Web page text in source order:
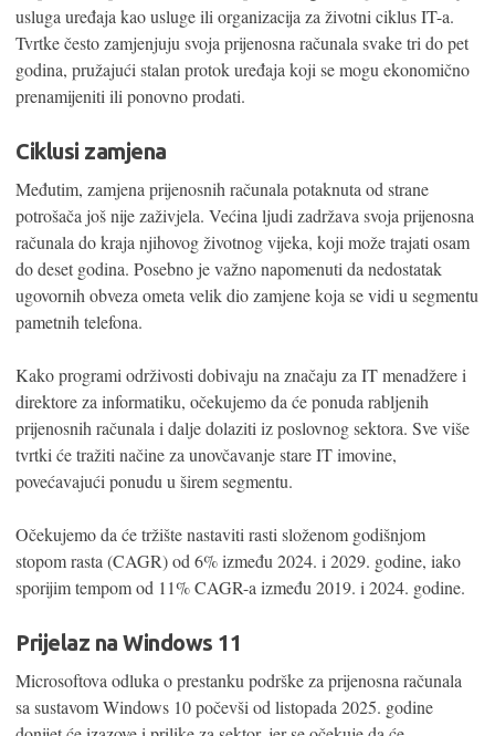
usluga uređaja kao usluge ili organizacija za životni ciklus IT-a.
Tvrtke često zamjenjuju svoja prijenosna računala svake tri do pet
godina, pružajući stalan protok uređaja koji se mogu ekonomično
prenamijeniti ili ponovno prodati.
Ciklusi zamjena
Međutim, zamjena prijenosnih računala potaknuta od strane
potrošača još nije zaživjela. Većina ljudi zadržava svoja prijenosna
računala do kraja njihovog životnog vijeka, koji može trajati osam
do deset godina. Posebno je važno napomenuti da nedostatak
ugovornih obveza ometa velik dio zamjene koja se vidi u segmentu
pametnih telefona.
Kako programi održivosti dobivaju na značaju za IT menadžere i
direktore za informatiku, očekujemo da će ponuda rabljenih
prijenosnih računala i dalje dolaziti iz poslovnog sektora. Sve više
tvrtki će tražiti načine za unovčavanje stare IT imovine,
povećavajući ponudu u širem segmentu.
Očekujemo da će tržište nastaviti rasti složenom godišnjom
stopom rasta (CAGR) od 6% između 2024. i 2029. godine, iako
sporijim tempom od 11% CAGR-a između 2019. i 2024. godine.
Prijelaz na Windows 11
Microsoftova odluka o prestanku podrške za prijenosna računala
sa sustavom Windows 10 počevši od listopada 2025. godine